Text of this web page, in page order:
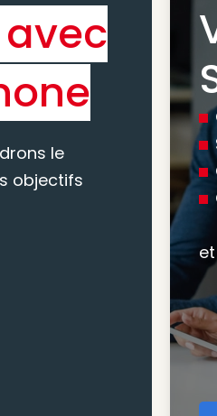
le
objectifs